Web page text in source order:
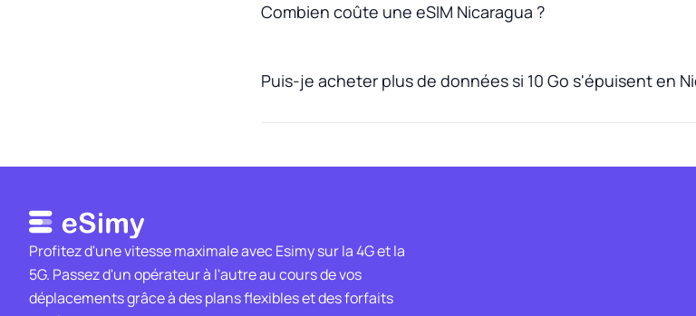
Combien coûte une eSIM Nicaragua ?
Puis-je acheter plus de données si 10 Go s'épuisent en
Profitez d'une vitesse maximale avec Esimy sur la 4G et la
5G. Passez d'un opérateur à l'autre au cours de vos
déplacements grâce à des plans flexibles et des forfaits